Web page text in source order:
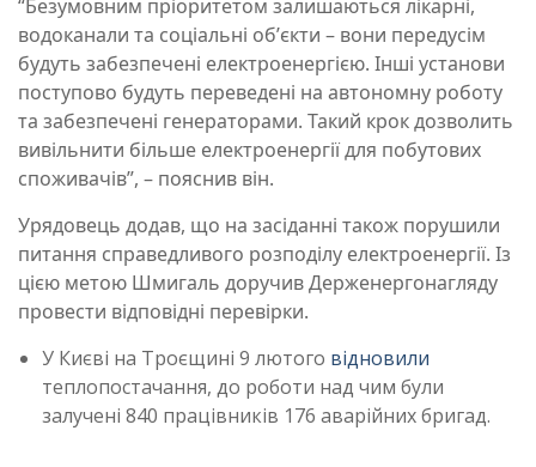
“Безумовним пріоритетом залишаються лікарні,
водоканали та соціальні обʼєкти – вони передусім
будуть забезпечені електроенергією. Інші установи
поступово будуть переведені на автономну роботу
та забезпечені генераторами. Такий крок дозволить
вивільнити більше електроенергії для побутових
споживачів”, – пояснив він.
Урядовець додав, що на засіданні також порушили
питання справедливого розподілу електроенергії. Із
цією метою Шмигаль доручив Держенергонагляду
провести відповідні перевірки.
У Києві на Троєщині 9 лютого відновили
теплопостачання, до роботи над чим були
залучені 840 працівників 176 аварійних бригад.